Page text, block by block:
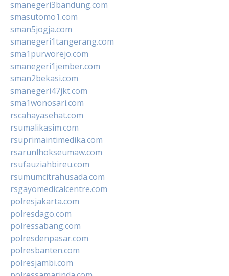
smanegeri3bandung.com
smasutomo1.com
sman5jogja.com
smanegeri1tangerang.com
sma1purworejo.com
smanegeri1jember.com
sman2bekasi.com
smanegeri47jkt.com
sma1wonosari.com
rscahayasehat.com
rsumalikasim.com
rsuprimaintimedika.com
rsarunlhokseumaw.com
rsufauziahbireu.com
rsumumcitrahusada.com
rsgayomedicalcentre.com
polresjakarta.com
polresdago.com
polressabang.com
polresdenpasar.com
polresbanten.com
polresjambi.com